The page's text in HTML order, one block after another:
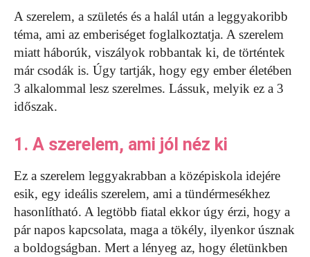
A szerelem, a születés és a halál után a leggyakoribb
téma, ami az emberiséget foglalkoztatja. A szerelem
miatt háborúk, viszályok robbantak ki, de történtek
már csodák is. Úgy tartják, hogy egy ember életében
3 alkalommal lesz szerelmes. Lássuk, melyik ez a 3
időszak.
1. A szerelem, ami jól néz ki
Ez a szerelem leggyakrabban a középiskola idejére
esik, egy ideális szerelem, ami a tündérmesékhez
hasonlítható. A legtöbb fiatal ekkor úgy érzi, hogy a
pár napos kapcsolata, maga a tökély, ilyenkor úsznak
a boldogságban. Mert a lényeg az, hogy életünkben